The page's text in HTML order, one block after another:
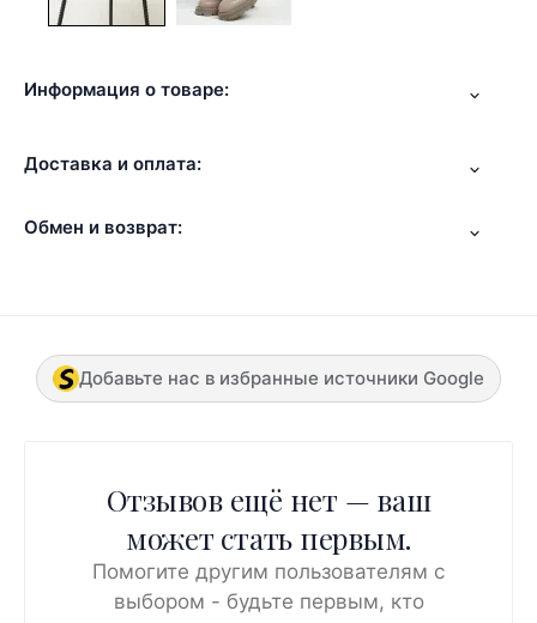
Информация о товаре:
Доставка и оплата:
Обмен и возврат:
Добавьте нас в избранные источники Google
Отзывов ещё нет — ваш
может стать первым.
Помогите другим пользователям с
выбором - будьте первым, кто